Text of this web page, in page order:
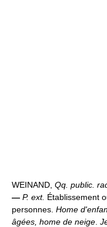
WEINAND, Qq. public.
— P. ext. Établissement
personnes. Home
âgées, home de neige